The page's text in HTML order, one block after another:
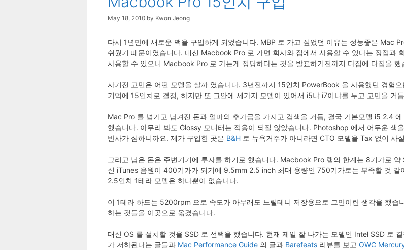
May 18, 2010 by Kwon Jeong
다시 1년만에 새로운 맥을 구입하게 되었습니다. MBP 로 가고 싶었던 이유는 성능좋은 Mac
쉬웠기 때문이였습니다. 대신 Macbook Pro 로 가면 회사와 집에서 사용할 수 있다는 장점과
사용할 수 있으니 Macbook Pro 로 가는게 정당하다는 것을 발표하기전까지 다짐에 다짐을 했
사기전 고민은 어떤 모델을 살까 였습니다. 3년전까지 15인치 PowerBook 을 사용했던 경험
기억에 15인치로 결정, 하지만 또 그안에 세가지 모델이 있어서 i5냐 i7이냐를 두고 고민을 거
Mac Pro 를 넘기고 남겨진 돈과 얼마의 추가금을 가지고 검색을 거듭, 결국 기본모델 i5 2.4
했습니다. 아무리 봐도 Glossy 모니터는 적응이 되질 않았습니다. Photoshop 에서 어두운 색
반사가 심하니까요. 제가 구입한 곳은 B&H 로 뉴욕거주가 아니라면 CTO 모델을 Tax 없이 사
그리고 남은 돈은 주변기기에 투자를 하기로 했습니다. Macbook Pro 램의 한계는 8기가로
신 iTunes 음원이 400기가가 되기에 9.5mm 2.5 inch 최대 용량인 750기가로는 부족할 것 같
2.5인치 1테라 모델은 하나뿐이 없습니다.
이 1테라 하드는 5200rpm 으로 속도가 아무래도 느릴테니 저장용으로 그만이란 생각을 했
하는 것들을 이곳으로 옮겼습니다.
대신 OS 를 설치할 것을 SSD 로 선택을 했습니다. 현재 제일 잘 나가는 모델인 Intel SSD 로
가 저하된다는 글들과 Mac Performance Guide 의 글과 Barefeats 리뷰를 보고 OWC